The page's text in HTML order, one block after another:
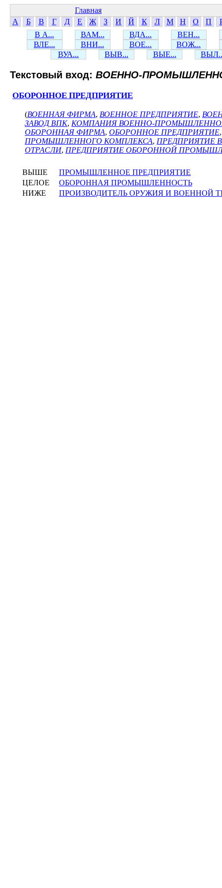
Главная
А
Б В Г Д Е Ж З И Й К Л М Н О П
В А...
ВАМ... ВДА...
ВЕН...
ВЛЕ...
ВНИ... ВОЕ...
ВОЖ...
ВУА...
ВЫВ... ВЫЕ...
Текстовый вход: ВОЕННО-
ОБОРОННОЕ ПРЕДПРИЯТИЕ
(ВОЕННАЯ ФИРМА, ВОЕННОЕ ПРЕДПРИЯТИЕ,
ЗАВОД ВПК, КОМПАНИЯ ВОЕННО-
ОБОРОННАЯ ФИРМА, ОБОРОННОЕ ПРЕДПРИЯТИЕ
ПРОМЫШЛЕННОГО КОМПЛЕКСА, ПРЕДПРИЯТИЕ
ОТРАСЛИ, ПРЕДПРИЯТИЕ ОБОРОННОЙ
ВЫШЕ
ПРОМЫШЛЕННОЕ ПРЕДПРИЯТИЕ
ЦЕЛОЕ
ОБОРОННАЯ ПРОМЫШЛЕННОСТЬ
НИЖЕ
ПРОИЗВОДИТЕЛЬ ОРУЖИЯ И ВОЕННОЙ